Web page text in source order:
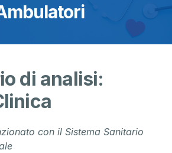
di analisi:
con il Sistema Sanitario